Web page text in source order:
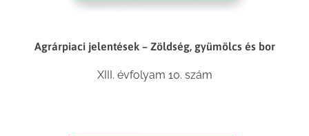
Agrárpiaci jelentések – Zöldség, gyümölcs és bor
XIII. évfolyam 10. szám